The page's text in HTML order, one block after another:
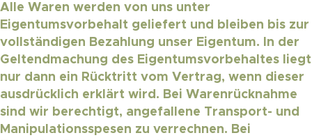
Alle Waren werden von uns unter
Eigentumsvorbehalt geliefert und bleiben bis zur
vollständigen Bezahlung unser Eigentum. In der
Geltendmachung des Eigentumsvorbehaltes liegt
nur dann ein Rücktritt vom Vertrag, wenn dieser
ausdrücklich erklärt wird. Bei Warenrücknahme
sind wir berechtigt, angefallene Transport- und
Manipulationsspesen zu verrechnen. Bei